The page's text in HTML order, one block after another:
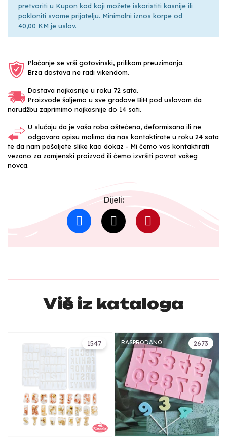
pretvoriti u Kupon kod koji možete iskoristiti kasnije ili
pokloniti svome prijatelju. Minimalni iznos korpe od
40,00 KM je uslov.
Plaćanje se vrši gotovinski, prilikom preuzimanja.
Brza dostava ne radi vikendom.
Dostava najkasnije u roku 72 sata.
Proizvode šaljemo u sve gradove BiH pod uslovom da
narudžbu zaprimimo najkasnije do 14 sati.
U slučaju da je vaša roba oštećena, deformisana ili ne
odgovara opisu molimo da nas kontaktirate u roku 24 sata
te da nam pošaljete slike kao dokaz - Mi ćemo vas kontaktirati
vezano za zamjenski proizvod ili ćemo izvršiti povrat vašeg
novca.
Dijeli:
Više iz kataloga
1547 2673
RASPRODANO